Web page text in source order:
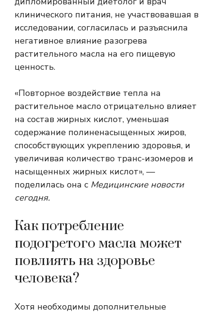
клинического питания, не участвовавшая в
исследовании, согласилась и разъяснила
негативное влияние разогрева
растительного масла на его пищевую
ценность.
«Повторное воздействие тепла на
растительное масло отрицательно влияет
на состав жирных кислот, уменьшая
содержание полиненасыщенных жиров,
способствующих укреплению здоровья, и
увеличивая количество транс-изомеров и
насыщенных жирных кислот», —
поделилась она с Медицинские новости
сегодня.
Как потребление
подогретого масла может
повлиять на здоровье
человека?
Хотя необходимы дополнительные